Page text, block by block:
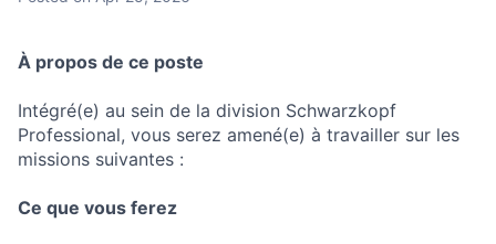
À propos de ce poste
Intégré(e) au sein de la division Schwarzkopf
Professional, vous serez amené(e) à travailler sur les
missions suivantes :
Ce que vous ferez